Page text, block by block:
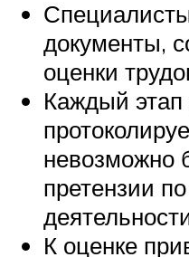
документы,
оценки
Каждый этап
невозможно
претензии
К оценке